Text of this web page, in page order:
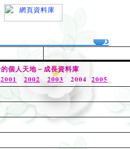
個人天地－成長資料庫
2001 2002 2003 2004 2005